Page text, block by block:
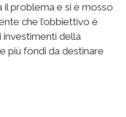
il problema e si è mosso
che l’obbiettivo è
investimenti della
più fondi da destinare